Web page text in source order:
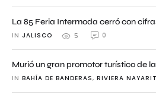
La 85 Feria Intermoda cerró con
IN JALISCO 5 0
Murió un gran promotor turístico de
IN BAHÍA DE BANDERAS, RIVIERA NAYARIT